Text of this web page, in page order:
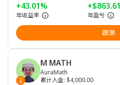
+43.01%
年收益率
+$863.61
年盈亏
跟单
2
M MATH
AuraMath
累计入金: $4,000.00